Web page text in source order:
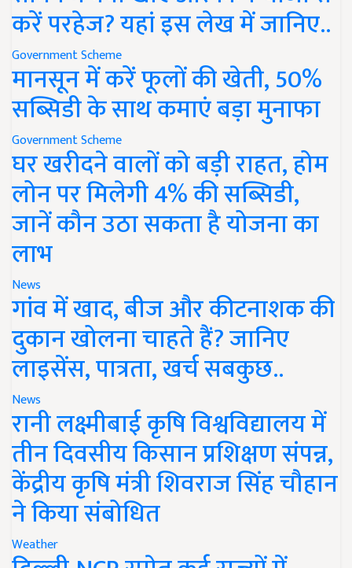
करें परहेज? यहां इस लेख में जानिए..
Government Scheme
मानसून में करें फूलों की खेती, 50%
सब्सिडी के साथ कमाएं बड़ा मुनाफा
Government Scheme
घर खरीदने वालों को बड़ी राहत, होम
लोन पर मिलेगी 4% की सब्सिडी,
जानें कौन उठा सकता है योजना का
लाभ
News
गांव में खाद, बीज और कीटनाशक की
दुकान खोलना चाहते हैं? जानिए
लाइसेंस, पात्रता, खर्च सबकुछ..
News
रानी लक्ष्मीबाई कृषि विश्वविद्यालय में
तीन दिवसीय किसान प्रशिक्षण संपन्न,
केंद्रीय कृषि मंत्री शिवराज सिंह चौहान
ने किया संबोधित
Weather